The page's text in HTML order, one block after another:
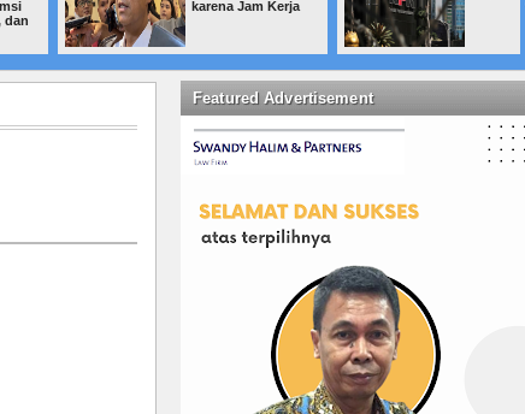
karena Jam Kerja
Featured Advertisement